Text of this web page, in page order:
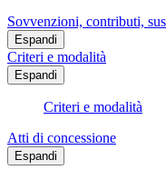
Sovvenzioni, contributi,
Espandi
Criteri e modalità
Espandi
Criteri e modalità
Atti di concessione
Espandi